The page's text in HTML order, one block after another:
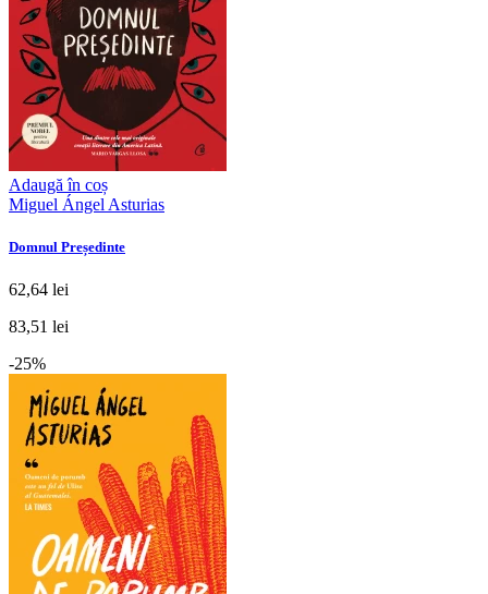
Adaugă în coș
Miguel Ángel Asturias
Domnul Președinte
62,64 lei
83,51 lei
-25%